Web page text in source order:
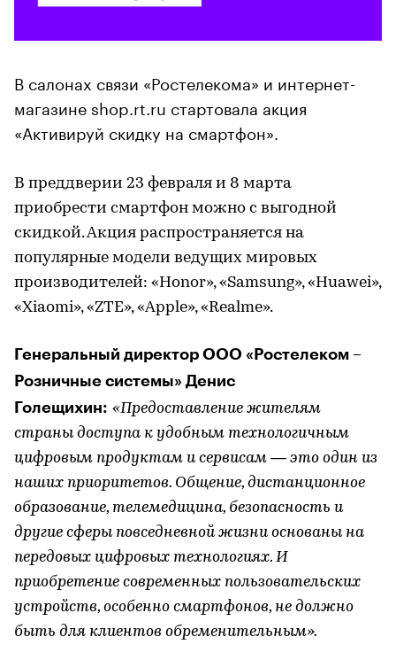
В салонах связи «Ростелекома» и интернет-
магазине shop.rt.ru стартовала акция
«Активируй скидку на смартфон».
В преддверии 23 февраля и 8 марта
приобрести смартфон можно с выгодной
скидкой. Акция распространяется на
популярные модели ведущих мировых
производителей: «Honor», «Samsung», «Huawei»,
«Xiaomi», «ZTE», «Apple», «Realme».
Генеральный директор ООО «Ростелеком –
Розничные системы» Денис
Голещихин: «Предоставление жителям
страны доступа к удобным технологичным
цифровым продуктам и сервисам — это один из
наших приоритетов. Общение, дистанционное
образование, телемедицина, безопасность и
другие сферы повседневной жизни основаны на
передовых цифровых технологиях. И
приобретение современных пользовательских
устройств, особенно смартфонов, не должно
быть для клиентов обременительным».